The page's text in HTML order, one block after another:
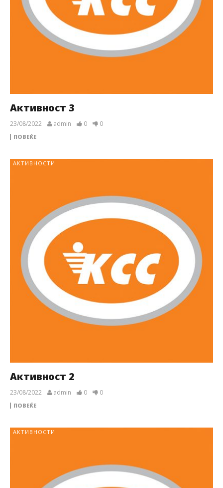
Активност 3
23/08/2022 admin 0 0
ПОВЕЌЕ
АКТИВНОСТИ
Активност 2
23/08/2022 admin 0 0
ПОВЕЌЕ
АКТИВНОСТИ